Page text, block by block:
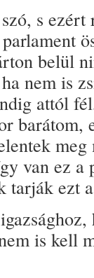
s
belül
nem is
attól
barátom,
van ez a
tarják ezt
is kell